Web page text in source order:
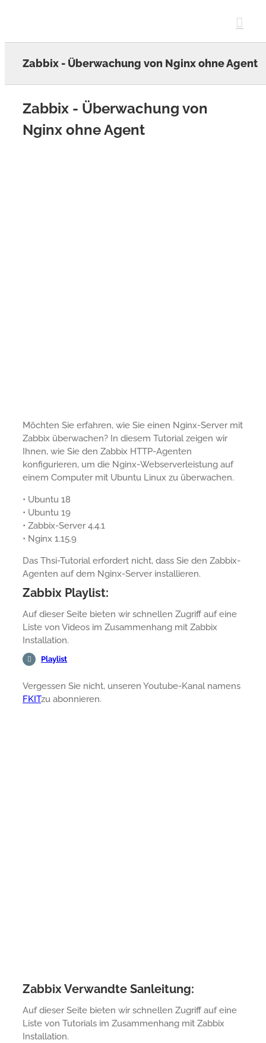
Zabbix - Überwachung von Nginx ohne Agent
Zabbix - Überwachung von
Nginx ohne Agent
Möchten Sie erfahren, wie Sie einen Nginx-Server mit
Zabbix überwachen? In diesem Tutorial zeigen wir
Ihnen, wie Sie den Zabbix HTTP-Agenten
konfigurieren, um die Nginx-Webserverleistung auf
einem Computer mit Ubuntu Linux zu überwachen.
• Ubuntu 18
• Ubuntu 19
• Zabbix-Server 4.4.1
• Nginx 1.15.9
Das Thsi-Tutorial erfordert nicht, dass Sie den Zabbix-
Agenten auf dem Nginx-Server installieren.
Zabbix Playlist:
Auf dieser Seite bieten wir schnellen Zugriff auf eine
Liste von Videos im Zusammenhang mit Zabbix
Installation.
Playlist
Vergessen Sie nicht, unseren Youtube-Kanal namens
FKITzu abonnieren.
Zabbix Verwandte Sanleitung:
Auf dieser Seite bieten wir schnellen Zugriff auf eine
Liste von Tutorials im Zusammenhang mit Zabbix
Installation.